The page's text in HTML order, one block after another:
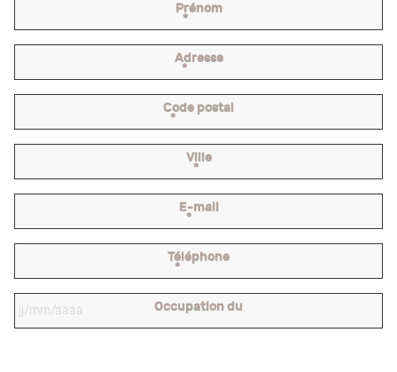
Prénom
*
Adresse
*
Code postal
*
Ville
*
E-mail
*
Téléphone
*
Occupation du